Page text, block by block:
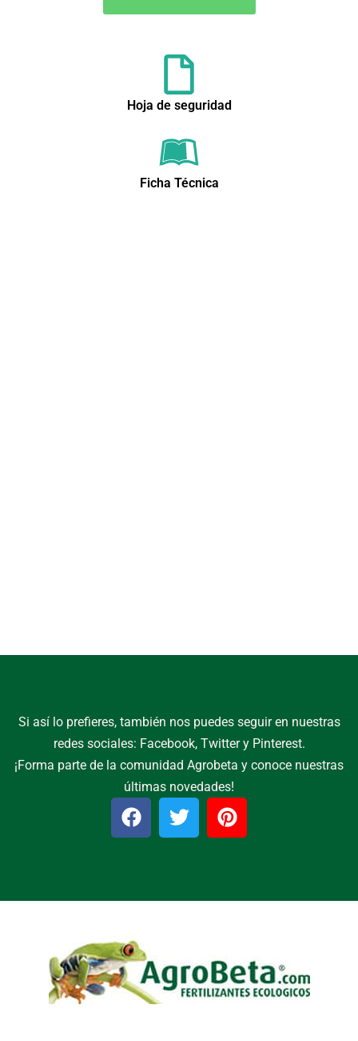
Hoja de seguridad
Ficha Técnica
Si así lo prefieres, también nos puedes seguir en nuestras
redes sociales: Facebook, Twitter y Pinterest.
¡Forma parte de la comunidad Agrobeta y conoce nuestras
últimas novedades!
F
a
o
k
T
w
e
P
i
r
t